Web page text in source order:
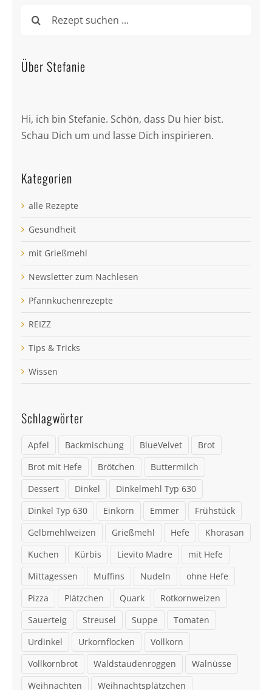
nach:
Über Stefanie
Hi, ich bin Stefanie. Schön, dass Du hier bist.
Schau Dich um und lasse Dich inspirieren.
Kategorien
alle Rezepte
Gesundheit
mit Grießmehl
Newsletter zum Nachlesen
Pfannkuchenrezepte
REIZZ
Tips & Tricks
Wissen
Schlagwörter
Apfel Backmischung BlueVelvet
Brot
Brot mit Hefe
Brötchen
Buttermilch
Dessert
Dinkel
Dinkelmehl Typ 630
Dinkel Typ 630
Einkorn Emmer
Frühstück
Gelbmehlweizen
Grießmehl Hefe
Khorasan
Kuchen
Kürbis Lievito Madre
mit Hefe
Mittagessen
Muffins Nudeln
ohne Hefe
Pizza
Plätzchen Quark
Rotkornweizen
Sauerteig
Streusel Suppe
Tomaten
Urdinkel
Urkornflocken
Vollkorn
Vollkornbrot
Waldstaudenroggen
Walnüsse
Weihnachten
Weihnachtsplätzchen